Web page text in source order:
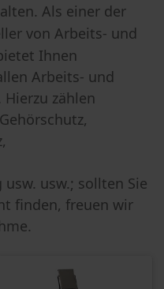
Als einer der
von Arbeits- und
Ihnen
Arbeits- und
zählen
usw.; sollten Sie
finden, freuen wir